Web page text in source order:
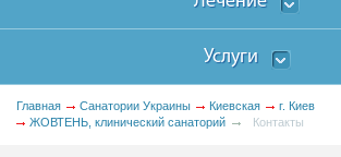
Услуги
Главная Санатории Украины Киевская
г. Киев
ЖОВТЕНЬ, клинический санаторий
Контакты